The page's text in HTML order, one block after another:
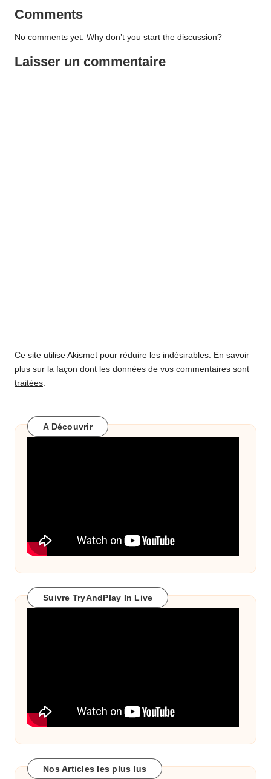
Comments
No comments yet. Why don’t you start the discussion?
Laisser un commentaire
Ce site utilise Akismet pour réduire les indésirables.
En savoir
plus sur la façon dont les données de vos commentaires sont
traitées
A Découvrir
Suivre TryAndPlay In Live
Nos Articles les plus lus